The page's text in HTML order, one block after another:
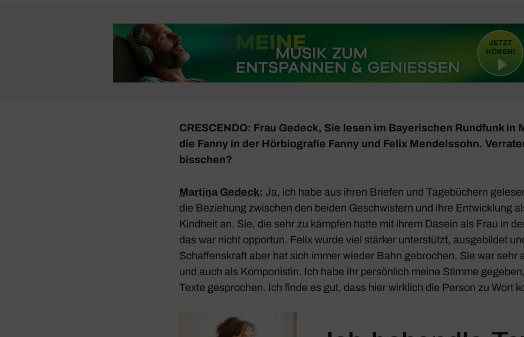
CRESCENDO: Frau Gedeck, Sie lesen im Baye­ri­schen Rund­funk in
die Fanny in der Hörbio­grafie Fanny und Felix Mendels­sohn.
biss­chen?
Martina Gedeck: Ja, ich habe aus ihren Briefen und Tage­bü­chern
die Bezie­hung zwischen den beiden Geschwis­tern und ihre Entwick­lung
Kind­heit an. Sie, die sehr zu kämpfen hatte mit ihrem Dasein als Frau in
das war nicht opportun. Felix wurde viel stärker unter­stützt, ausge­bildet
Schaf­fens­kraft aber hat sich immer wieder Bahn gebro­chen. Sie war sehr
und auch als Kompo­nistin. Ich habe ihr persön­lich meine Stimme
Texte gespro­chen. Ich finde es gut, dass hier wirk­lich die Person zu Wort